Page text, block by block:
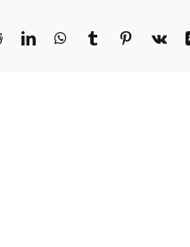
Reddit LinkedInWhatsApp
TumblrPinterest
Vk